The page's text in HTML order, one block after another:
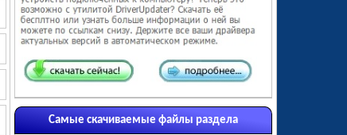
Самые скачиваемые файлы раздела